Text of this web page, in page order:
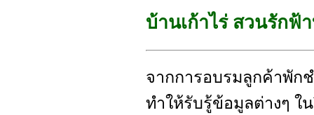
บ้านเก้าไร่ สวนรักฟ้
จากการอบรมลูกค้าพัก
ทำให้รับรู้ข้อมูลต่างๆ ใ